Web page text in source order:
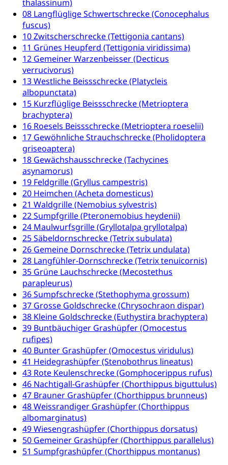
thalassinum)
08 Langflüglige Schwertschrecke (Conocephalus
fuscus)
10 Zwitscherschrecke (Tettigonia cantans)
11 Grünes Heupferd (Tettigonia viridissima)
12 Gemeiner Warzenbeisser (Decticus
verrucivorus)
13 Westliche Beissschrecke (Platycleis
albopunctata)
15 Kurzflüglige Beissschrecke (Metrioptera
brachyptera)
16 Roesels Beissschrecke (Metrioptera roeselii)
17 Gewöhnliche Strauchschrecke (Pholidoptera
griseoaptera)
18 Gewächshausschrecke (Tachycines
asynamorus)
19 Feldgrille (Gryllus campestris)
20 Heimchen (Acheta domesticus)
21 Waldgrille (Nemobius sylvestris)
22 Sumpfgrille (Pteronemobius heydenii)
24 Maulwurfsgrille (Gryllotalpa gryllotalpa)
25 Säbeldornschrecke (Tetrix subulata)
26 Gemeine Dornschrecke (Tetrix undulata)
28 Langfühler-Dornschrecke (Tetrix tenuicornis)
35 Grüne Lauchschrecke (Mecostethus
parapleurus)
36 Sumpfschrecke (Stethophyma grossum)
37 Grosse Goldschrecke (Chrysochraon dispar)
38 Kleine Goldschrecke (Euthystira brachyptera)
39 Buntbäuchiger Grashüpfer (Omocestus
rufipes)
40 Bunter Grashüpfer (Omocestus viridulus)
41 Heidegrashüpfer (Stenobothrus lineatus)
43 Rote Keulenschrecke (Gomphocerippus rufus)
46 Nachtigall-Grashüpfer (Chorthippus biguttulus)
47 Brauner Grashüpfer (Chorthippus brunneus)
48 Weissrandiger Grashüpfer (Chorthippus
albomarginatus)
49 Wiesengrashüpfer (Chorthippus dorsatus)
50 Gemeiner Grashüpfer (Chorthippus parallelus)
51 Sumpfgrashüpfer (Chorthippus montanus)
Freiwilliges Kindergarten Jahr
Kindergarten & Basisstufe
Frühe Förderung
Gesundheit und Soziales
Konsumentenschutz
Konsumentenrechte, Produktsicherheit,
Preisüberwachung, Preisüberwacher,
Konsumentenorganisation, parallele Einfuhr,
regionale Erschöpfung, nationale Erschöpfung,
internationale Erschöpfung, Preisabsprache, Kartell,
Cassis-deDijon-Prinzip
Lebensmittelkontrolle und
Verbraucherschutz
Krankenversicherung
Unfallversicherung, Berufsunfallversicherung,
Krankheit, Unfall, Prämienverbilligung,
Krankenkasse
Krankenversicherung (WAS Luzern)
Prämienverbilligung (WAS Luzern)
Obligatorische Krankenversicherung (WAS
Luzern)
Kranken- und Unfallversicherung
Lebensmittelsicherheit
sichere Lebensmittel, Lebensmittelkontrolle,
Lebensmittelhygiene, Produktesicherheit
Trinkwasser
Lebensmittel
Prävention
Gesundheitsvorsorge, Wellness, Unfallverhütung,
Suchtprävention, Alkoholprävention,
Tabakprävention, Primärprävention,
Sekundärprävention, Tertiärprävention
Darmkrebsvorsorge
Kantonales Tabakpräventionsprogramm
Gesundheitsförderung
Prävention (Polizei)
Suchtprävention
Gesundheitsversorgung
Soziale Sicherheit
Sozialversicherungen, Sozialpolitik,
Arbeitslosenversicherung,
Mutterschaftsversicherung, Krankenversicherung,
Unfallversicherung, Invalidenversicherung,
Sozialhilfe
Kranken- und Unfallversicherung
(gruezi.lu.ch)
Krankenversicherung (WAS Luzern)
Existenzsicherung - Sozialhilfe
Soziales und Gesellschaft (Dienststelle)
Opferhilfe
Sucht und Drogen
Drogenabhängigkeit, Drogensucht,
Medikamentenabhängigkeit,
Arzneimittelabhängigkeit, Suchtkrankheit,
Drogenabhängige, Drogensüchtige,
Betäubungsmittel, Suchtmittel, Psychopharmaka
Fachstelle Sucht Region Luzern
Gesundheitsversorgung